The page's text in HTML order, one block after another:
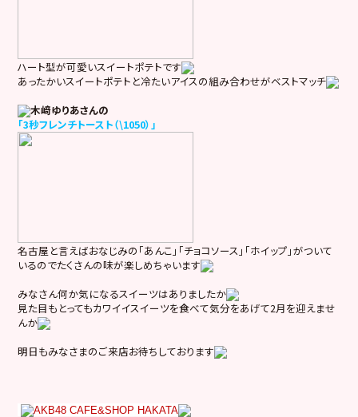
ハート型が可愛いスイートポテトです
あったかいスイートポテトと冷たいアイスの組み合わせがベストマッチ
木﨑ゆりあさんの
「3秒フレンチトースト（\1050）」
名古屋と言えばおなじみの「あんこ」「チョコソース」「ホイップ」がついて
いるのでたくさんの味が楽しめちゃいます
みなさん何か気になるスイーツはありましたか
見た目もとってもカワイイスイーツを食べて気分をあげて2月を迎えませ
んか
明日もみなさまのご来店お待ちしております
AKB48 CAFE&SHOP HAKATA